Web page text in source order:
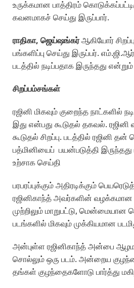
உருக்கமான பாத்திரம்
கவனமாகச் செய்து இருப்பார்.
ராதிகா, ஜெய்ஷங்கர்ஆகியோர்
பங்களிப்பு செய்து இருப்பர்.
படத்தில் நடிப்பதாக இருந்தது
சிறப்பம்சங்கள்
ரஜினி மிகவும் குறைந்த நாட்களில்
இது என்பது கூடுதல் தகவல். ரஜினி
கூடுதல் சிறப்பு. படத்தில் ரஜினி
பத்மினியைப் பயன்படுத்தி இருந்தது
உற்சாக செய்தி
பரபரப்புக்கும் அதிரடிக்கும்
ரஜினிகாந்த் அவர்களின் வழக்கமான
முற்றிலும் மாறுபட்டு, மென்மையான
படங்களில் மிகவும் முக்கியமான
அன்புள்ள ரஜினிகாந்த் அன்பை
சொல்லும் ஒரு படம். அன்றைய
தங்கள் குழந்தைகளோடு பார்த்து